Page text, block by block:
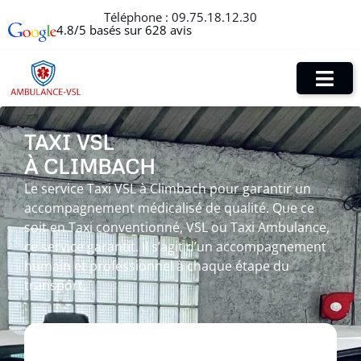
Téléphone : 09.75.18.12.30
4.8/5 basés sur 628 avis
TAXI VSL
À CLIMBACH
Le service Taxi VSL à Climbach pour garantir un
accompagnement médicalisé de qualité. Que ce
soit en Taxi conventionné, VSL ou Taxi Ambulance,
ce service garantit. Il s’agit d’un accompagnement
humain et professionnel à chaque étape du
transport.